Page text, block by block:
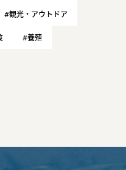
#観光・アウトドア
#養殖